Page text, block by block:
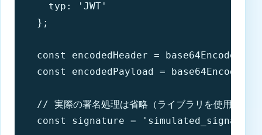
    typ: 'JWT'
  };
const encodedHeader =
const encodedPayload =
  // 実際の署名処理は省略（ライブラリを使用）
const signature =